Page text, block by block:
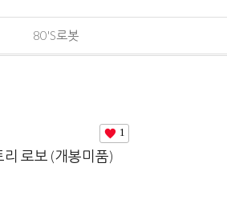
80'S로봇
1
로보 (개봉미품)